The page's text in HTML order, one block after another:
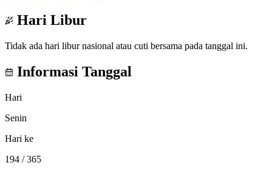
Hari Libur
Tidak ada hari libur nasional atau cuti bersama pada tanggal ini.
Informasi Tanggal
Hari
Senin
Hari ke
194 / 365